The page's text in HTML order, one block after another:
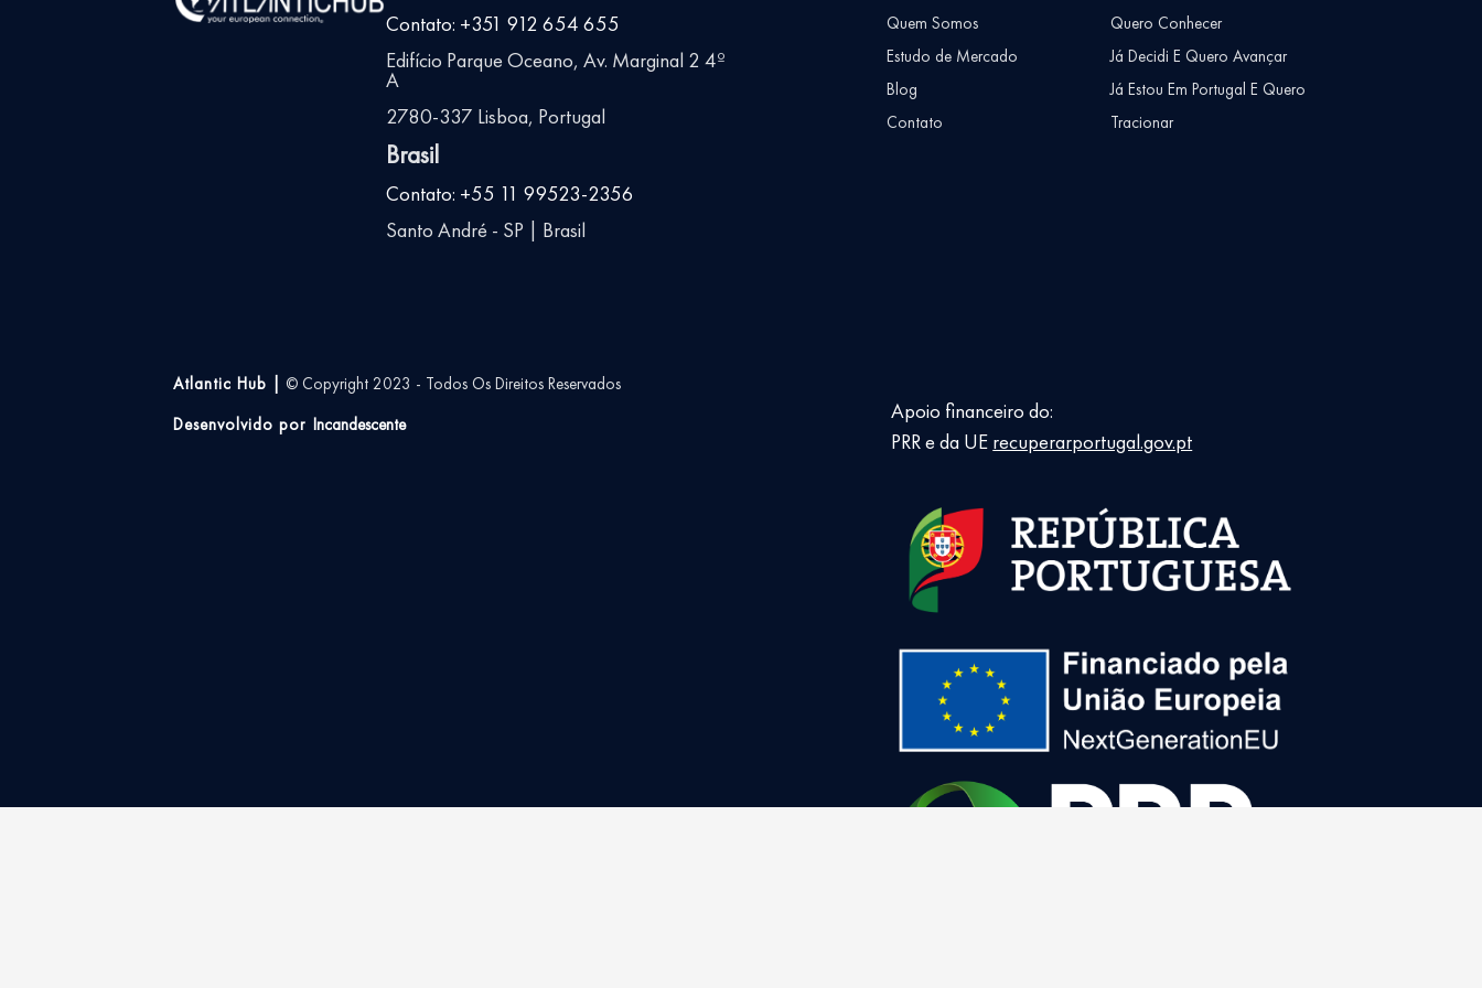
Contato: +351 912 654 655
Edifício Parque Oceano, Av. Marginal 2 4º
A
2780-337 Lisboa, Portugal
Brasil
Contato: +55 11 99523-2356
Santo André - SP | Brasil
Quem Somos
Estudo de Mercado
Blog
Contato
Quero Conhecer
Já Decidi E Quero Avançar
Já Estou Em Portugal E Quero
Tracionar
Atlantic Hub | © Copyright 2023 - Todos Os Direitos Reservados
Desenvolvido por Incandescente
Apoio financeiro do:
PRR e da UE recuperarportugal.gov.pt